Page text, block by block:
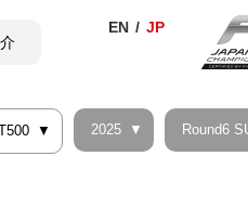
2025 Round6